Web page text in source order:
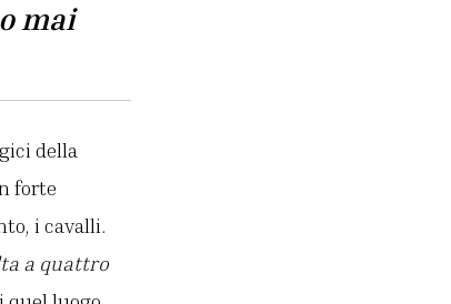
mai
della
forte
i cavalli.
a quattro